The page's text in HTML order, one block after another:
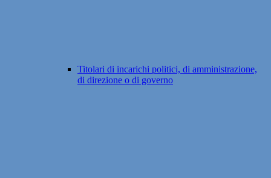
Titolari di incarichi politici, di amministrazione,
di direzione o di governo